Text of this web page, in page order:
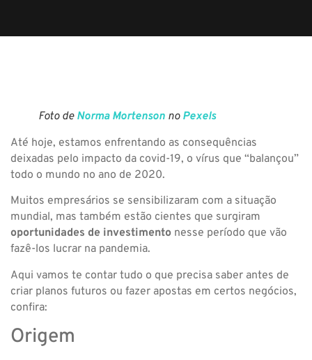
Foto de Norma Mortenson no Pexels
Até hoje, estamos enfrentando as consequências
deixadas pelo impacto da covid-19, o vírus que “balançou”
todo o mundo no ano de 2020.
Muitos empresários se sensibilizaram com a situação
mundial, mas também estão cientes que surgiram
oportunidades de investimento nesse período que vão
fazê-los lucrar na pandemia.
Aqui vamos te contar tudo o que precisa saber antes de
criar planos futuros ou fazer apostas em certos negócios,
confira:
Origem